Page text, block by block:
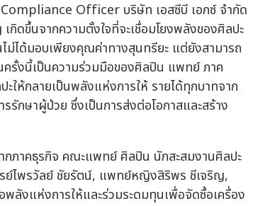
Officer บริษัท เอสซีบี เอกซ์ จำกัด
ขึ้นจากความตั้งใจที่จะเชื่อมโยงพลังของศิลปะ
ไม่ได้มอบเพียงคุณค่าทางสุนทรียะ แต่ยังสามารถ
รั้งนี้เป็นความร่วมมือของศิลปิน แพทย์ ภาค
ให้กลายเป็นพลังแห่งการให้ รายได้ทุกบาทจาก
รักษาผู้ป่วย ซึ่งเป็นการส่งต่อโอกาสและสร้าง
กภาคธุรกิจ คณะแพทย์ ศิลปิน นักสะสมงานศิลปะ
ย์ไพรวัลย์ ชัยรัตน์, แพทย์หญิงสิริพร ชีเจริญ,
ลังแห่งการให้และร่วมระดมทุนเพื่อจัดซื้อเครื่อง